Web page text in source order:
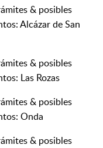
& posibles
Alcázar de San
& posibles
Las Rozas
& posibles
Onda
& posibles